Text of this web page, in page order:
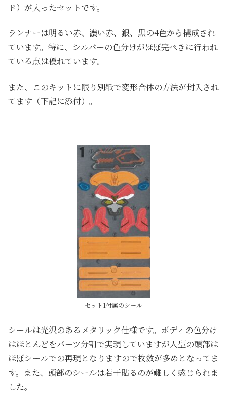
ド）が入ったセットです。
ランナーは明るい赤、濃い赤、銀、黒の4色から構成され
ています。特に、シルバーの色分けがほぼ完ぺきに行われ
ている点は優れています。
また、このキットに限り別紙で変形合体の方法が封入され
てます（下記に添付）。
セット1付属のシール
シールは光沢のあるメタリック仕様です。ボディの色分け
はほとんどをパーツ分割で実現していますが人型の頭部は
ほぼシールでの再現となりますので枚数が多めとなってま
す。また、頭部のシールは若干貼るのが難しく感じられま
した。